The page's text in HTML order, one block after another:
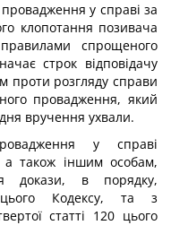
у справі за
клопотання позивача
спрощеного
строк відповідачу
проти розгляду справи
провадження, який
вручення ухвали.
у справі
а також іншим особам,
докази, в порядку,
Кодексу, та з
статті 120 цього